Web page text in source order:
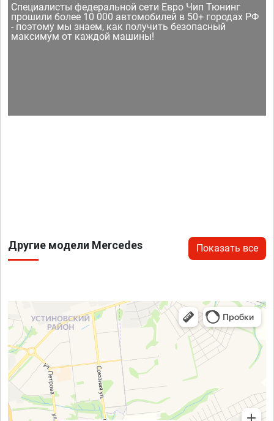
Специалисты федеральной сети Евро Чип Тюнинг
прошили более 10 000 автомобилей в 50+ городах РФ
- поэтому мы знаем, как получить безопасный
максимум от каждой машины!
Другие модели Mercedes Показать все